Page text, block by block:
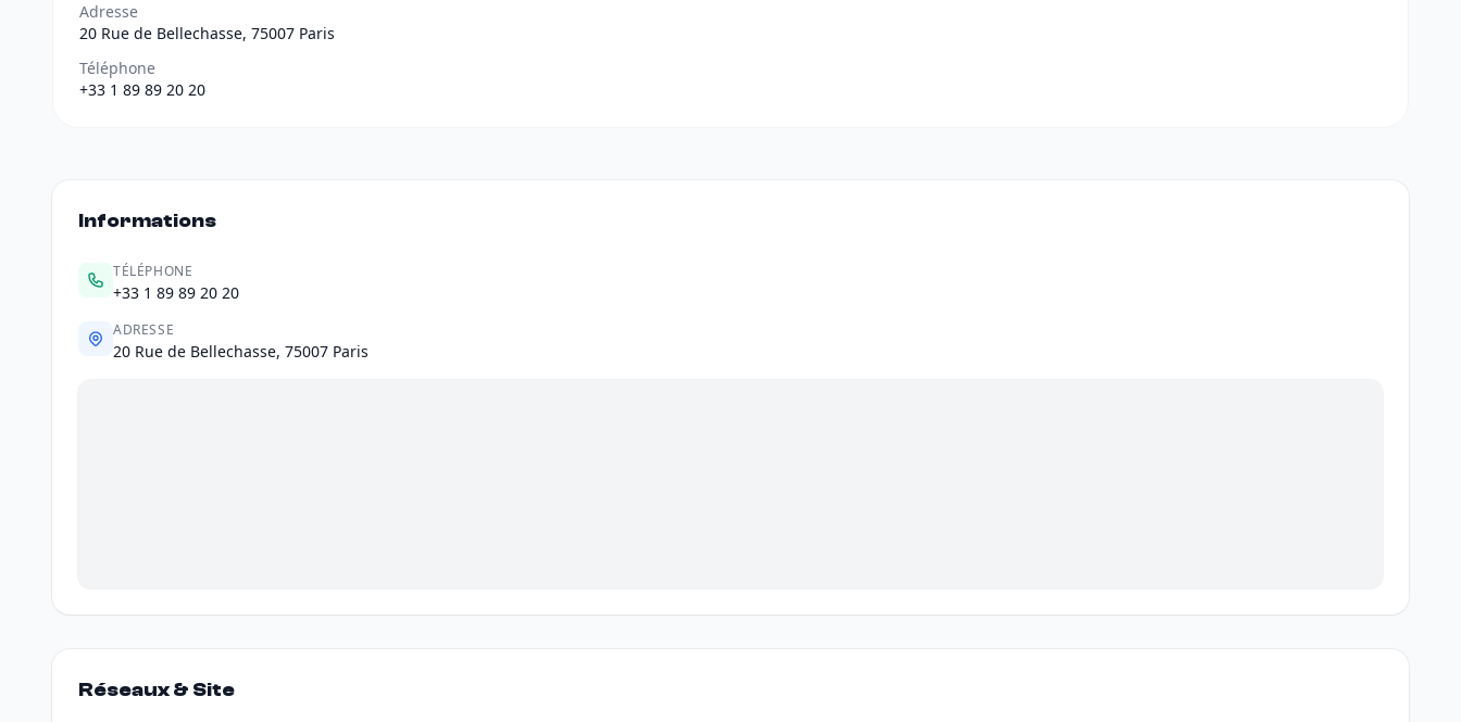
Adresse
20 Rue de Bellechasse, 75007 Paris
Téléphone
+33 1 89 89 20 20
Informations
TÉLÉPHONE
+33 1 89 89 20 20
ADRESSE
20 Rue de Bellechasse, 75007 Paris
Réseaux & Site